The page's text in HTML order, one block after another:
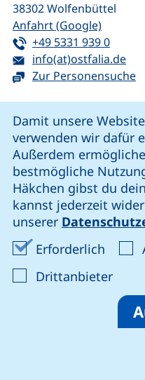
Damit unsere
verwenden wir dafür
Außerdem
bestmögliche
Häkchen gibst du
kannst jederzeit
unserer
Erforderlich
Drittanbieter:
38302Wolfenbüttel
Anfahrt (Google)
Tel:
+49 5331 939 0
E-Mail:
info(at)ostfalia.de
Zur Personensuche
unsere Facebook-Seite
unsere LinkedIn-
unsere
Cookie-Einstellungen
Impressum
Datenschutz
Erklärung zur